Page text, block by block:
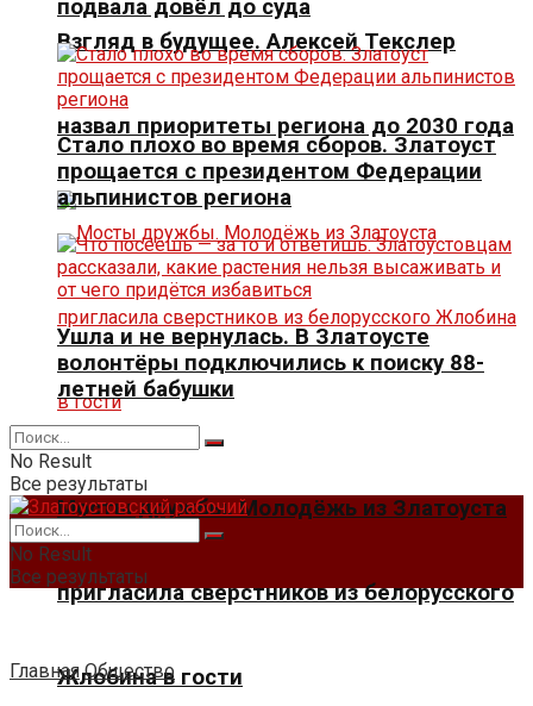
Взгляд в будущее. Алексей Текслер
назвал приоритеты региона до 2030 года
Мосты дружбы. Молодёжь из Златоуста
пригласила сверстников из белорусского
Жлобина в гости
подвала довёл до суда
Стало плохо во время сборов. Златоуст
прощается с президентом Федерации
альпинистов региона
Ушла и не вернулась. В Златоусте
волонтёры подключились к поиску 88-
летней бабушки
No Result
Все результаты
No Result
Все результаты
Главная Общество